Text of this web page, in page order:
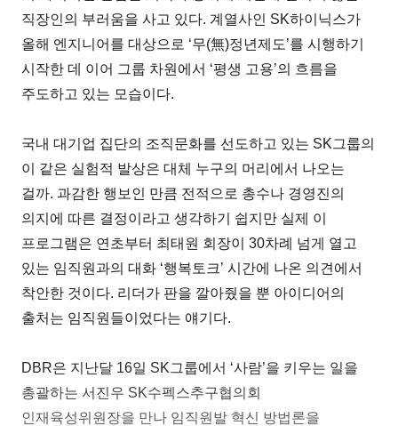
직장인의 부러움을 사고 있다. 계열사인 SK하이닉스가
올해 엔지니어를 대상으로 ‘무(無)정년제도’를 시행하기
시작한 데 이어 그룹 차원에서 ‘평생 고용’의 흐름을
주도하고 있는 모습이다.
국내 대기업 집단의 조직문화를 선도하고 있는 SK그룹의
이 같은 실험적 발상은 대체 누구의 머리에서 나오는
걸까. 과감한 행보인 만큼 전적으로 총수나 경영진의
의지에 따른 결정이라고 생각하기 쉽지만 실제 이
프로그램은 연초부터 최태원 회장이 30차례 넘게 열고
있는 임직원과의 대화 ‘행복토크’ 시간에 나온 의견에서
착안한 것이다. 리더가 판을 깔아줬을 뿐 아이디어의
출처는 임직원들이었다는 얘기다.
DBR은 지난달 16일 SK그룹에서 ‘사람’을 키우는 일을
총괄하는 서진우 SK수펙스추구협의회
인재육성위원장을 만나 임직원발 혁신 방법론을